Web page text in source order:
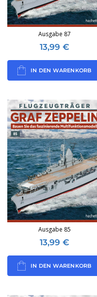
Ausgabe 87
13,99 €
IN DEN WARENKORB
Ausgabe 85
13,99 €
IN DEN WARENKORB